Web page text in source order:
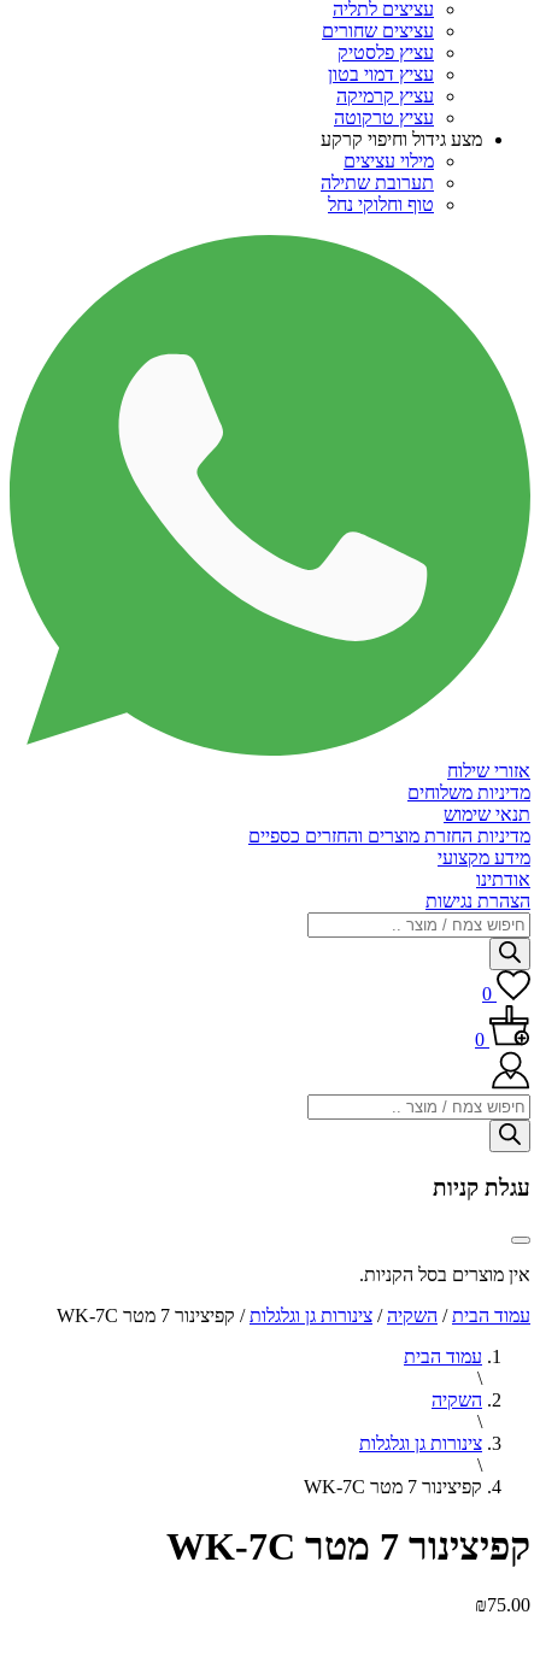
עציצים לתליה
עציצים שחורים
עציץ פלסטיק
עציץ דמוי בטון
עציץ קרמיקה
עציץ טרקוטה
מצע גידול וחיפוי קרקע
מילוי עציצים
תערובת שתילה
טוף וחלוקי נחל
אזורי שילוח
מדיניות משלוחים
תנאי שימוש
מדיניות החזרת מוצרים והחזרים כספיים
מידע מקצועי
אודתינו
הצהרת נגישות
Products
search
0
0
Products
search
עגלת קניות
אין מוצרים בסל הקניות.
עמוד הבית/ השקיה/ צינורות גן וגלגלות/ קפיצינור 7 מטר WK-7C
עמוד הבית
\
השקיה
\
צינורות גן וגלגלות
\
קפיצינור 7 מטר WK-7C
קפיצינור 7 מטר WK-7C
₪75.00